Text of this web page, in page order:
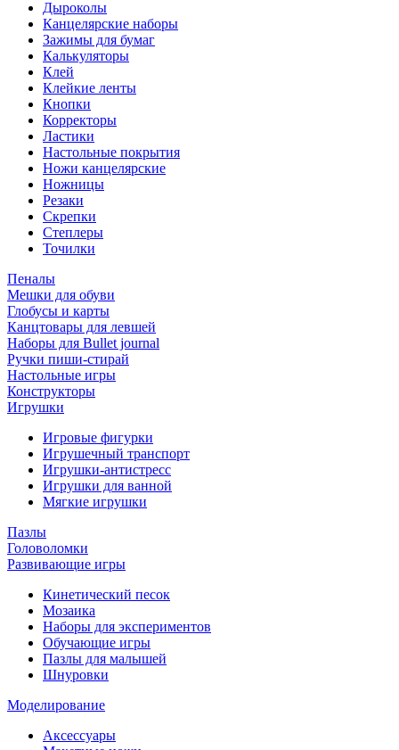
Дыроколы
Канцелярские наборы
Зажимы для бумаг
Калькуляторы
Клей
Клейкие ленты
Кнопки
Корректоры
Ластики
Настольные покрытия
Ножи канцелярские
Ножницы
Резаки
Скрепки
Степлеры
Точилки
Пеналы
Мешки для обуви
Глобусы и карты
Канцтовары для левшей
Наборы для Bullet journal
Ручки пиши-стирай
Настольные игры
Конструкторы
Игрушки
Игровые фигурки
Игрушечный транспорт
Игрушки-антистресс
Игрушки для ванной
Мягкие игрушки
Пазлы
Головоломки
Развивающие игры
Кинетический песок
Мозаика
Наборы для экспериментов
Обучающие игры
Пазлы для малышей
Шнуровки
Моделирование
Аксессуары